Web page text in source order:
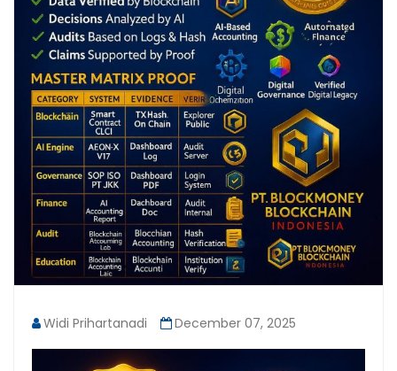
Widi Prihartanadi December 07, 2025